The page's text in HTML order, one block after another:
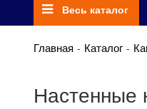
Весь каталог
Главная Каталог
Настенные